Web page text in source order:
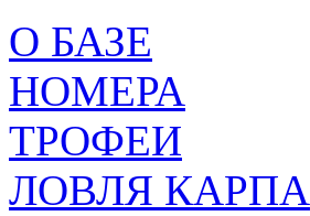
О БАЗЕ
НОМЕРА
ТРОФЕИ
ЛОВЛЯ КАРПА